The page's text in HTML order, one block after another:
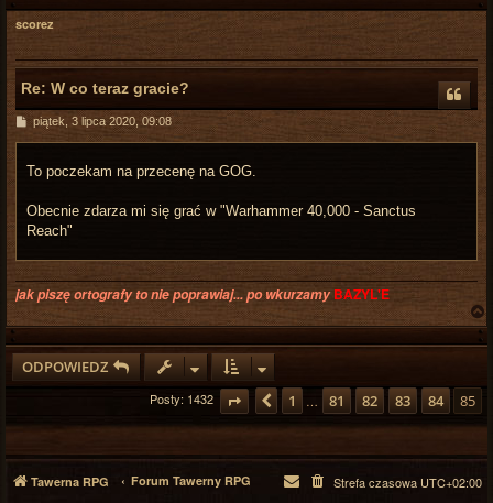
scorez
Re: W co teraz gracie?
P
t
piątek, 3 lipca 2020, 09:08
To poczekam na przecenę na GOG.
Obecnie zdarza mi się grać w "Warhammer 40,000 - Sanctus
Reach"
jak piszę ortografy to nie poprawiaj... po wkurzamy BAZYL'E
ODPOWIEDZ
Posty: 1432 Strona85z 85
Poprzednia
1 … 81 82 83 84 85
Tawerna RPG Forum Tawerny RPG Strefa czasowa UTC+02:00